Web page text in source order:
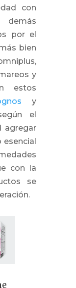
con
por el
bien
y
estos
y
el
agregar
esencial
con la
se